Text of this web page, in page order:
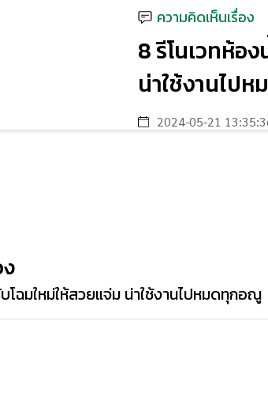
ความคิดเห็นเรื่อง
8 รีโนเวทห้อ
น่าใช้งานไป
2024-05-21
โฉมใหม่ให้สวยแจ่ม น่าใช้งานไปหมดทุกอณู